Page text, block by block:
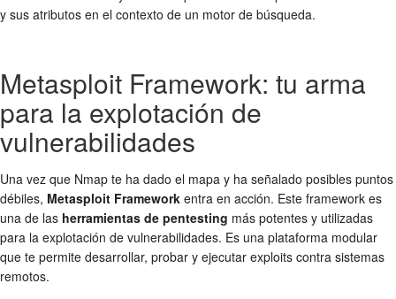
y sus atributos en el contexto de un motor de búsqueda.
Metasploit Framework: tu arma
para la explotación de
vulnerabilidades
Una vez que Nmap te ha dado el mapa y ha señalado posibles puntos
débiles, Metasploit Framework entra en acción. Este framework es
una de las herramientas de pentesting más potentes y utilizadas
para la explotación de vulnerabilidades. Es una plataforma modular
que te permite desarrollar, probar y ejecutar exploits contra sistemas
remotos.